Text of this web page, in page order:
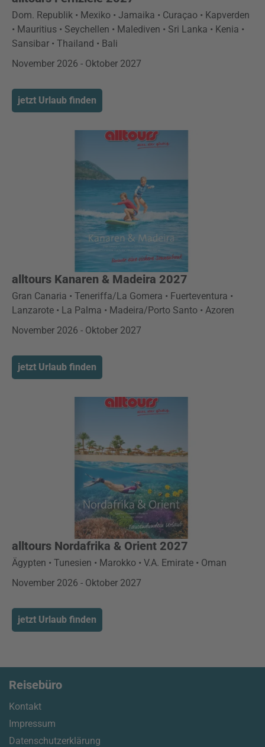
Dom. Republik • Mexiko • Jamaika • Curaçao • Kapverden
• Mauritius • Seychellen • Malediven • Sri Lanka • Kenia •
Sansibar • Thailand • Bali
November 2026 - Oktober 2027
jetzt Urlaub finden
alltours Kanaren & Madeira 2027
Gran Canaria • Teneriffa/La Gomera • Fuerteventura •
Lanzarote • La Palma • Madeira/Porto Santo • Azoren
November 2026 - Oktober 2027
jetzt Urlaub finden
alltours Nordafrika & Orient 2027
Ägypten • Tunesien • Marokko • V.A. Emirate • Oman
November 2026 - Oktober 2027
jetzt Urlaub finden
Reisebüro
Kontakt
Impressum
Datenschutzerklärung